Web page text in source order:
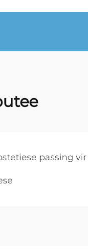
passing